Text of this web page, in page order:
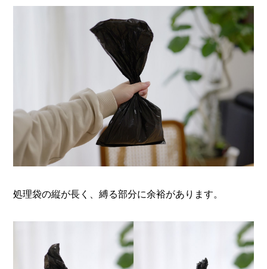
処理袋の縦が長く、縛る部分に余裕があります。